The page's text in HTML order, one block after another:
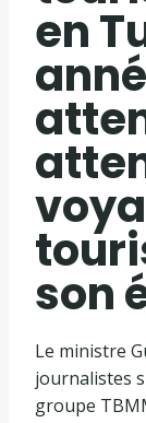
en
son
Le ministre
journalistes
groupe